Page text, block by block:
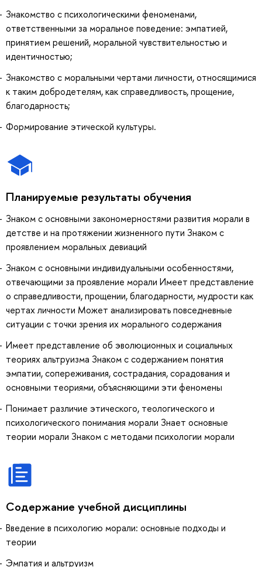
Знакомство с психологическими феноменами,
ответственными за моральное поведение: эмпатией,
принятием решений, моральной чувствительностью и
идентичностью;
Знакомство с моральными чертами личности, относящимися
к таким добродетелям, как справедливость, прощение,
благодарность;
Формирование этической культуры.
Планируемые результаты обучения
Знаком с основными закономерностями развития морали в
детстве и на протяжении жизненного пути Знаком с
проявлением моральных девиаций
Знаком с основными индивидуальными особенностями,
отвечающими за проявление морали Имеет представление
о справедливости, прощении, благодарности, мудрости как
чертах личности Может анализировать повседневные
ситуации с точки зрения их морального содержания
Имеет представление об эволюционных и социальных
теориях альтруизма Знаком с содержанием понятия
эмпатии, сопереживания, сострадания, сорадования и
основными теориями, объясняющими эти феномены
Понимает различие этического, теологического и
психологического понимания морали Знает основные
теории морали Знаком с методами психологии морали
Содержание учебной дисциплины
Введение в психологию морали: основные подходы и
теории
Эмпатия и альтруизм